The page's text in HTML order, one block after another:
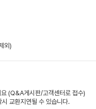
외)
(Q&A게시판/고객센터로 접수)
교환지연될 수 있습니다.